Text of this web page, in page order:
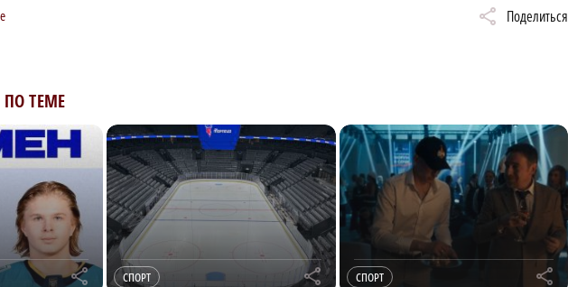
Поделиться
ТЕМЕ
r СПОРТ r СПОРТ r